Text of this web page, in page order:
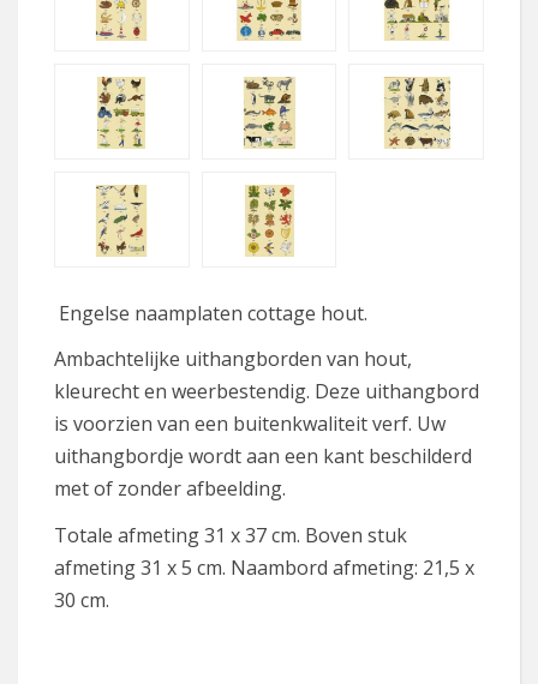
Engelse naamplaten cottage hout.
Ambachtelijke uithangborden van hout,
kleurecht en weerbestendig. Deze uithangbord
is voorzien van een buitenkwaliteit verf. Uw
uithangbordje wordt aan een kant beschilderd
met of zonder afbeelding.
Totale afmeting 31 x 37 cm. Boven stuk
afmeting 31 x 5 cm. Naambord afmeting: 21,5 x
30 cm.